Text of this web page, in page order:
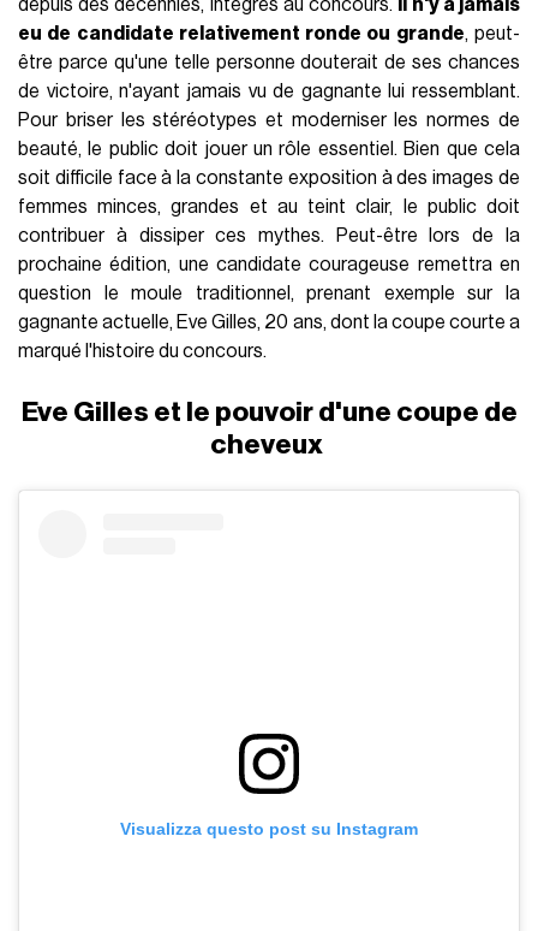
depuis des décennies, intégrés au concours.
Il n'y a jamais
eu de candidate relativement ronde ou grande, peut-
être parce qu'une telle personne douterait de ses chances
de victoire, n'ayant jamais vu de gagnante lui ressemblant.
Pour briser les stéréotypes et moderniser les normes de
beauté, le public doit jouer un rôle essentiel. Bien que cela
soit difficile face à la constante exposition à des images de
femmes minces, grandes et au teint clair, le public doit
contribuer à dissiper ces mythes. Peut-être lors de la
prochaine édition, une candidate courageuse remettra en
question le moule traditionnel, prenant exemple sur la
gagnante actuelle, Eve Gilles, 20 ans, dont la coupe courte a
marqué l'histoire du concours.
Eve Gilles et le pouvoir d'une coupe de
cheveux
Visualizza questo post su Instagram